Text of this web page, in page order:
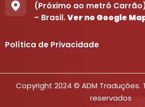
(Próximo ao metrô
– Brasil.Ver no Google
Política de Privacidade
Copyright 2024 © ADM Traduções.
reservados